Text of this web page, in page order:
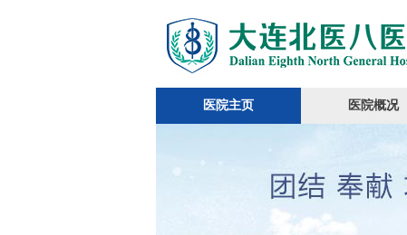
医院主页 医院概况